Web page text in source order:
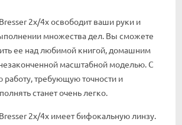
2х/4x освободит ваши руки и
множества дел. Вы сможете
ее над любимой книгой, домашним
масштабной моделью. С
работу, требующую точности и
станет очень легко.
2х/4x имеет бифокальную линзу.